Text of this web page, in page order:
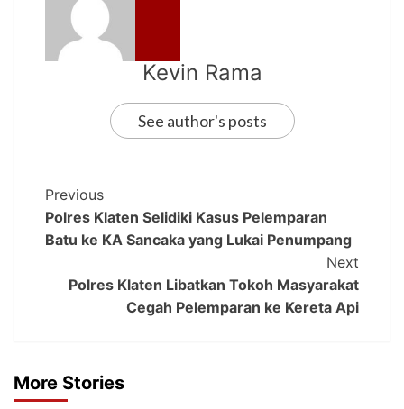
Kevin Rama
See author's posts
Previous
Polres Klaten Selidiki Kasus Pelemparan
Batu ke KA Sancaka yang Lukai Penumpang
Next
Polres Klaten Libatkan Tokoh Masyarakat
Cegah Pelemparan ke Kereta Api
More Stories